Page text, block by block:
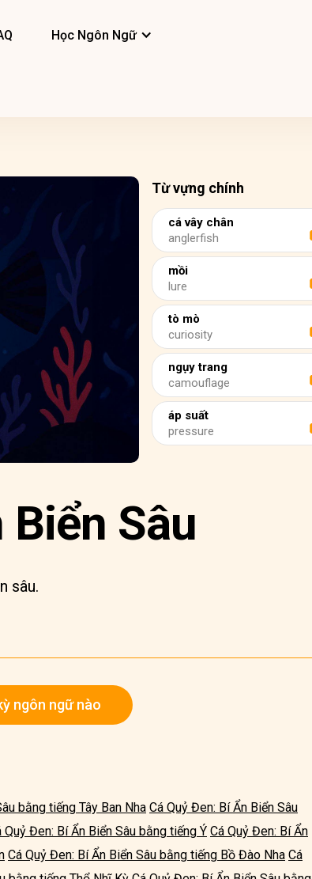
Học Ngôn Ngữ
Từ vựng chính
cá vây chân
anglerfish
mồi
lure
tò mò
curiosity
ngụy trang
camouflage
áp suất
pressure
Sâu
sâu.
ngôn ngữ nào
bằng tiếng Tây Ban Nha Cá Quỷ Đen: Bí Ẩn Biển Sâu
Quỷ Đen: Bí Ẩn Biển Sâu bằng tiếng Ý Cá Quỷ Đen: Bí Ẩn
Cá Quỷ Đen: Bí Ẩn Biển Sâu bằng tiếng Bồ Đào Nha Cá